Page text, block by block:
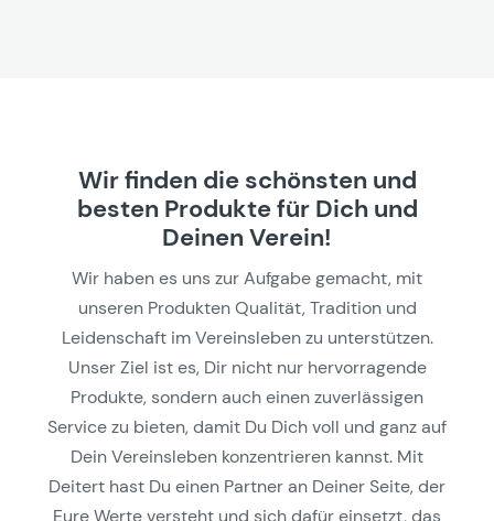
Wir finden die schönsten und
besten Produkte für Dich und
Deinen Verein!
Wir haben es uns zur Aufgabe gemacht, mit
unseren Produkten Qualität, Tradition und
Leidenschaft im Vereinsleben zu unterstützen.
Unser Ziel ist es, Dir nicht nur hervorragende
Produkte, sondern auch einen zuverlässigen
Service zu bieten, damit Du Dich voll und ganz auf
Dein Vereinsleben konzentrieren kannst. Mit
Deitert hast Du einen Partner an Deiner Seite, der
Eure Werte versteht und sich dafür einsetzt, das